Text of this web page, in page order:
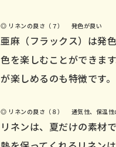
◎ リネンの良さ（７） 発色が良い
亜麻（フラックス）は発
色を楽しむことができま
が楽しめるのも特徴です。
◎ リネンの良さ（８） 通気性、保温性
リネンは、夏だけの素材